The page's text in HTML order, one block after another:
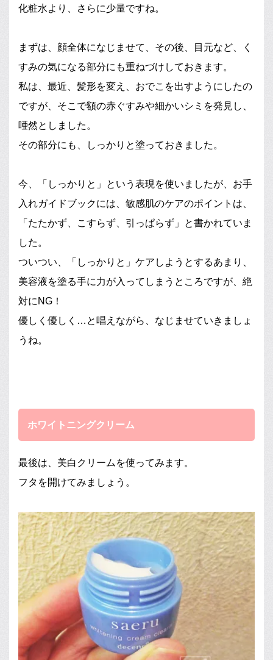
化粧水より、さらに少量ですね。
まずは、顔全体になじませて、その後、目元など、く
すみの気になる部分にも重ねづけしておきます。
私は、最近、髪形を変え、おでこを出すようにしたの
ですが、そこで額の赤ぐすみや細かいシミを発見し、
唖然としました。
その部分にも、しっかりと塗っておきました。
今、「しっかりと」という表現を使いましたが、お手
入れガイドブックには、敏感肌のケアのポイントは、
「たたかず、こすらず、引っぱらず」と書かれていま
した。
ついつい、「しっかりと」ケアしようとするあまり、
美容液を塗る手に力が入ってしまうところですが、絶
対にNG！
優しく優しく…と唱えながら、なじませていきましょ
うね。
ホワイトニングクリーム
最後は、美白クリームを使ってみます。
フタを開けてみましょう。